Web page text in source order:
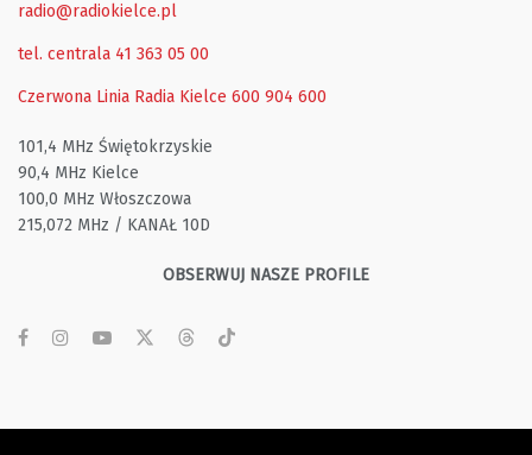
radio@radiokielce.pl
tel. centrala 41 363 05 00
Czerwona Linia Radia Kielce 600 904 600
101,4 MHz Świętokrzyskie
90,4 MHz Kielce
100,0 MHz Włoszczowa
215,072 MHz / KANAŁ 10D
OBSERWUJ NASZE PROFILE